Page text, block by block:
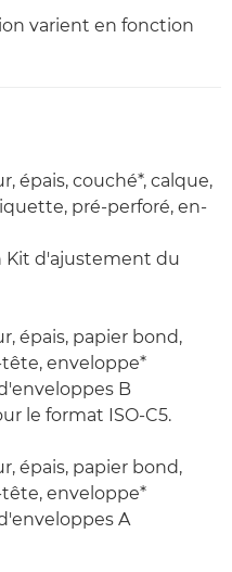
varient en fonction
épais, couché*, calque,
pré-perforé, en-
Kit d'ajustement du
épais, papier bond,
enveloppe*
B
le format ISO-C5.
épais, papier bond,
enveloppe*
A